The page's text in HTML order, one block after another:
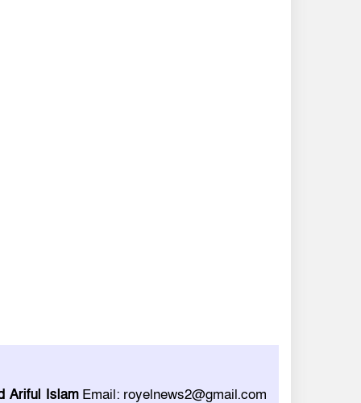
Ariful IslamEmail: royelnews2@gmail.com